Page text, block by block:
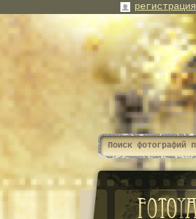
регистрация